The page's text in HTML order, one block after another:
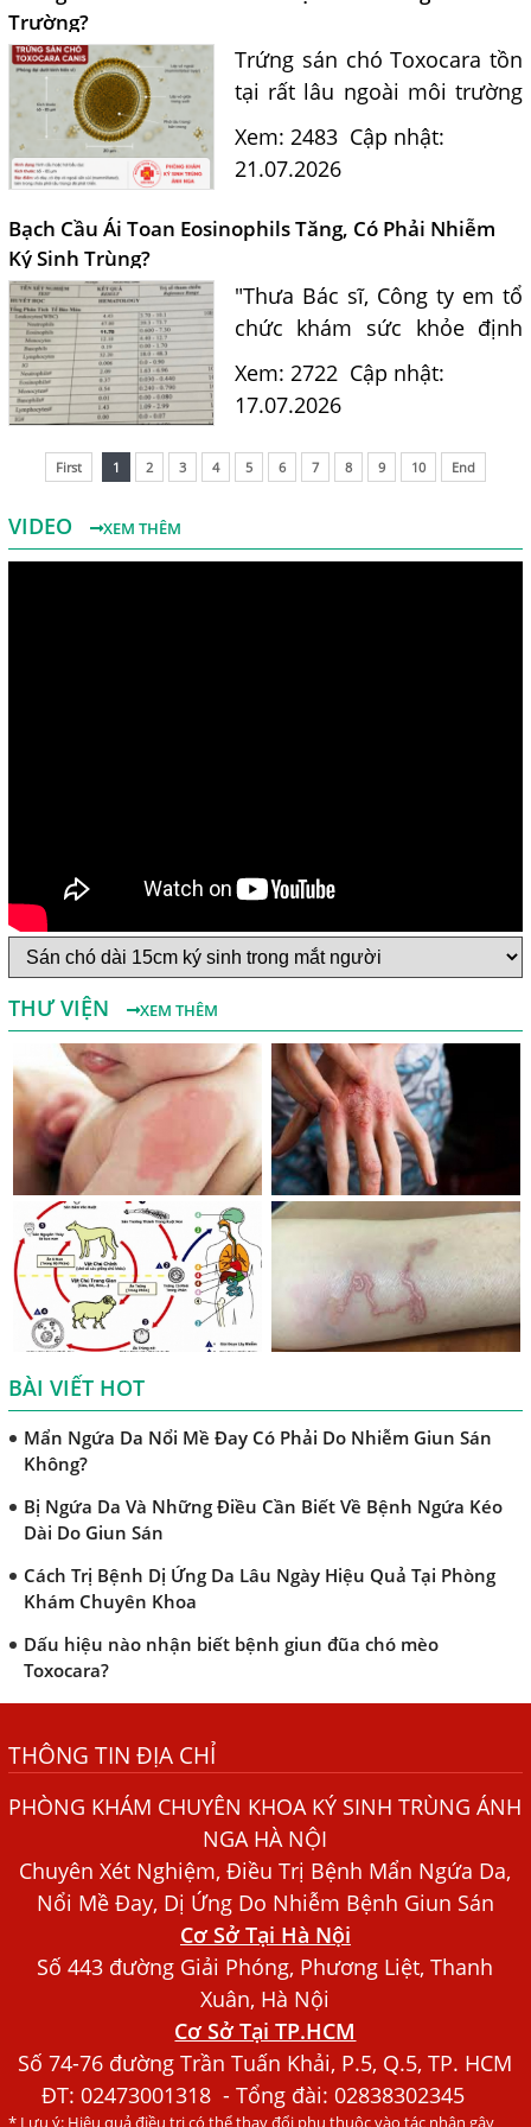
Trường?
Trứng sán chó Toxocara tồn
tại rất lâu ngoài môi trường
và là nguồn lây nhiễm nguy
hiểm cho con người. Tiến sĩ
vấn cách nhận biết...
Xem: 2483 Cập nhật:
21.07.2026
Bạch Cầu Ái Toan Eosinophils Tăng, Có Phải Nhiễm
Ký Sinh Trùng?
"Thưa Bác sĩ, Công ty em tổ
chức khám sức khỏe định
kỳ. Kết quả xét nghiệm máu
của em có chỉ số bạch cầu ái
11.7%. Em nghe nói chỉ...
Xem: 2722 Cập nhật:
17.07.2026
First 1 2 3 4 5 6 7 8 9 10 End
VIDEO XEM THÊM
THƯ VIỆN XEM THÊM
BÀI VIẾT HOT
Một Số Điều Cần Biết Về Ký Sinh Trùng Demodex Trên Da
Người
Nguyên Nhân Và Tác Hại Của Bệnh Giun Chỉ Bạch Huyết
Chẩn Đoán Và Điều Trị Bệnh Echinococcus
Những Điều Cần Biết Về Giun Hình Ống
Chẩn Đoán Và Điều Trị Bệnh Amip Ở Não
Bệnh Sán Chó Dấu Hiệu Nhận Biết Và Thời Gian Trị Bệnh
Sán Chó
Trị Bệnh Sán Chó Có Khỏi Bệnh Ngứa Da Không?
TRIỆU CHỨNG GIUN SÁN CHÓ MÈO
Khi Trẻ Bị Dị Ứng Da Cần Làm Xét Nghiệm Gì Tìm Nguyên
Nhân Dị Ứng Da
Điều trị bệnh sán lá gan ở đâu?
Mẩn Ngứa Da Nổi Mề Đay Có Phải Do Nhiễm Giun Sán
Không?
Bị Ngứa Da Và Những Điều Cần Biết Về Bệnh Ngứa Kéo
Dài Do Giun Sán
Cách Trị Bệnh Dị Ứng Da Lâu Ngày Hiệu Quả Tại Phòng
Khám Chuyên Khoa
Dấu hiệu nào nhận biết bệnh giun đũa chó mèo
Toxocara?
Bệnh Chàm Và Những Yếu Tố Liên Quan Đến Bệnh Giun
Sán
Dấu Hiệu Ngứa Da, Dị Ứng, Nổi Mề Đay Do Nhiễm Sán
Bác sĩ Nguyễn Ngọc Ánh Phòng Khám Ánh Nga Đề Tài
Nghiên Cứu Khoa
Xét Nghiệm Giun Sán Gồm Những Loại Nào? Chi Phí Bao
Người Đàn Ông Phát Ban Mẩn Đỏ Khắp Người, Sau Ba
Tháng Mới Tìm Ra Nguyên Nhân
Đau Mắt Đỏ, Nguyên Nhân Và Cách Điều Trị
THÔNG TIN ĐỊA CHỈ
PHÒNG KHÁM CHUYÊN KHOA KÝ SINH TRÙNG ÁNH
NGA HÀ NỘI
Chuyên Xét Nghiệm, Điều Trị Bệnh Mẩn Ngứa Da,
Nổi Mề Đay, Dị Ứng Do Nhiễm Bệnh Giun Sán
Cơ Sở Tại Hà Nội
Số 443 đường Giải Phóng, Phương Liệt, Thanh
Xuân, Hà Nội
Cơ Sở Tại TP.HCM
Số 74-76 đường Trần Tuấn Khải, P.5, Q.5, TP. HCM
ĐT:02473001318 - Tổng đài: 02838302345
* Lưu ý: Hiệu quả điều trị có thể thay đổi phụ thuộc vào tác nhân gây